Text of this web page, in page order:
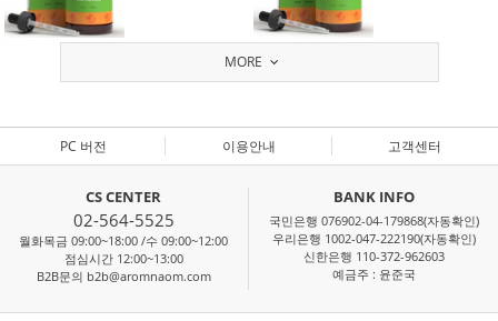
MORE
PC 버전 이용안내 고객센터
CS CENTER
02-564-5525
월화목금 09:00~18:00 /수 09:00~12:00
점심시간 12:00~13:00
B2B문의 b2b@aromnaom.com
BANK INFO
국민은행 076902-04-179868(자동확인)
우리은행 1002-047-222190(자동확인)
신한은행 110-372-962603
예금주 : 윤준국